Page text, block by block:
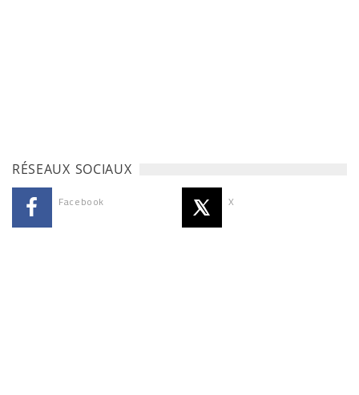
RÉSEAUX SOCIAUX
Facebook X